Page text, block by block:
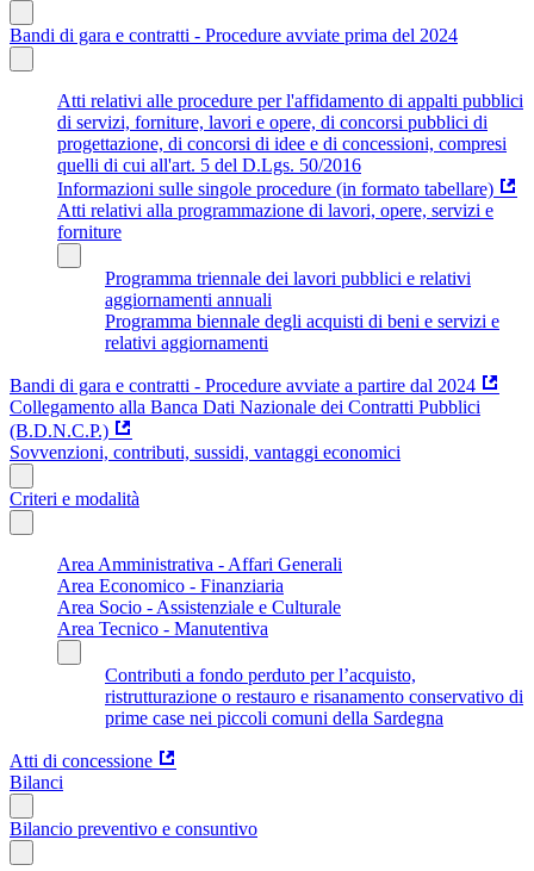
Bandi di gara e contratti - Procedure avviate prima del 2024
Atti relativi alle procedure per l'affidamento di appalti pubblici
di servizi, forniture, lavori e opere, di concorsi pubblici di
progettazione, di concorsi di idee e di concessioni, compresi
quelli di cui all'art. 5 del D.Lgs. 50/2016
Informazioni sulle singole procedure (in formato tabellare)
Atti relativi alla programmazione di lavori, opere, servizi e
forniture
Programma triennale dei lavori pubblici e relativi
aggiornamenti annuali
Programma biennale degli acquisti di beni e servizi e
relativi aggiornamenti
Bandi di gara e contratti - Procedure avviate a partire dal 2024
Collegamento alla Banca Dati Nazionale dei Contratti Pubblici
(B.D.N.C.P.)
Sovvenzioni, contributi, sussidi, vantaggi economici
Criteri e modalità
Area Amministrativa - Affari Generali
Area Economico - Finanziaria
Area Socio - Assistenziale e Culturale
Area Tecnico - Manutentiva
Contributi a fondo perduto per l’acquisto,
ristrutturazione o restauro e risanamento conservativo di
prime case nei piccoli comuni della Sardegna
Atti di concessione
Bilanci
Bilancio preventivo e consuntivo